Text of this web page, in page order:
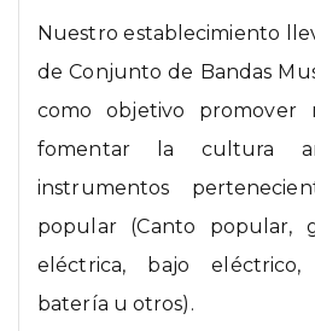
Nuestro establecimiento
de Conjunto de Bandas
como objetivo promover
fomentar la cultura
instrumentos
popular (Canto popular,
eléctrica, bajo
batería u otros).